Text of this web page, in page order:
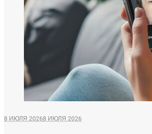
8 ИЮЛЯ 20268 ИЮЛЯ 2026